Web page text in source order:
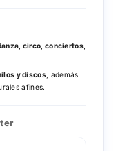
circo, conciertos,
y discos , además
afines.